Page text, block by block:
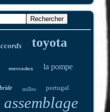
toyota
mercedes la pompe
milles portugal
assemblage